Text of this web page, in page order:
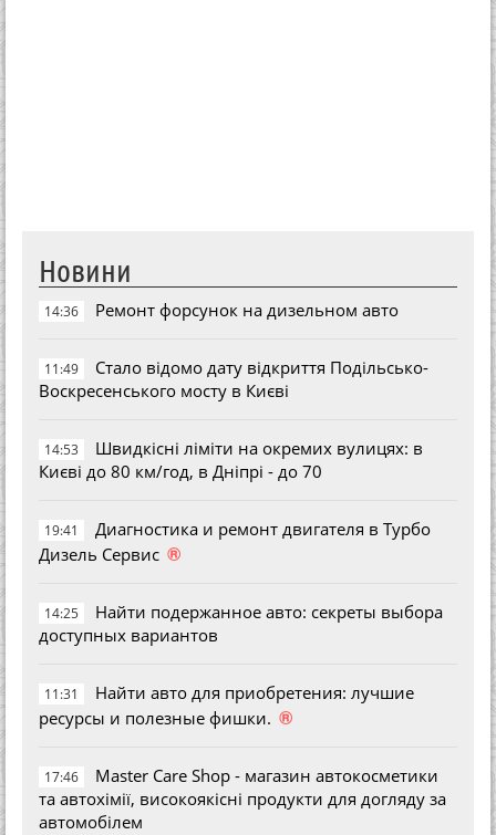
Новини
14:36 Ремонт форсунок на дизельном авто
11:49
Стало відомо дату відкриття Подільсько-
Воскресенського мосту в Києві
14:53
Швидкісні ліміти на окремих вулицях: в
Києві до 80 км/год, в Дніпрі - до 70
19:41
Диагностика и ремонт двигателя в Турбо
Дизель Сервис ®
14:25
Найти подержанное авто: секреты выбора
доступных вариантов
11:31
Найти авто для приобретения: лучшие
ресурсы и полезные фишки. ®
17:46
Master Care Shop - магазин автокосметики
та автохімії, високоякісні продукти для догляду за
автомобілем